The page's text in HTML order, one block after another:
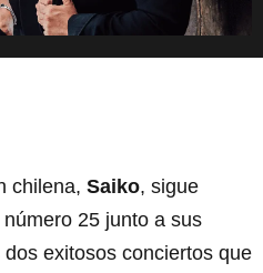
chilena, Saiko, sigue
25 junto a sus
exitosos conciertos que